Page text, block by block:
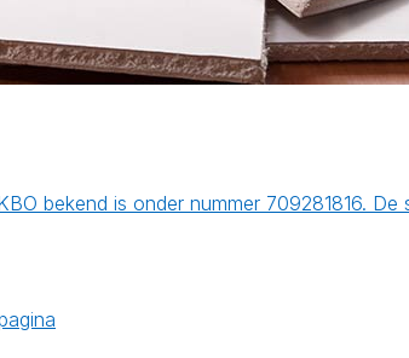
bekend is onder nummer 709281816.